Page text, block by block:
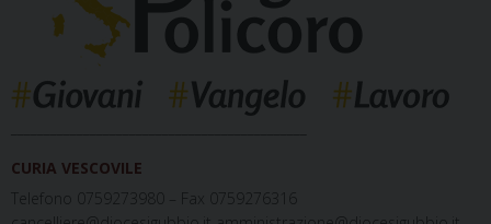
CURIA VESCOVILE
Telefono 0759273980 – Fax 0759276316